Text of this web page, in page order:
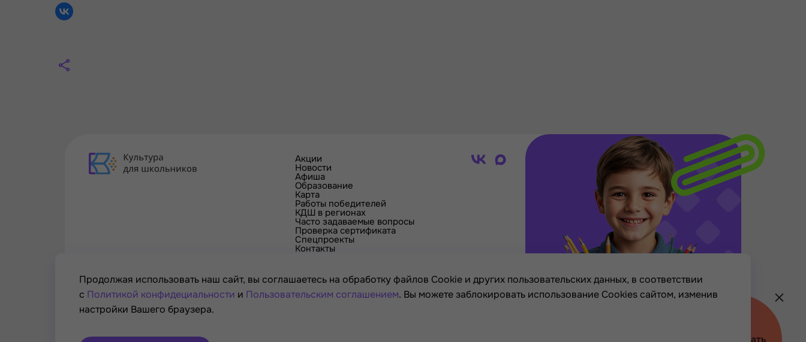
Акции
Новости
Афиша
Образование
Карта
Работы победителей
КДШ в регионах
Часто задаваемые вопросы
Проверка сертификата
Спецпроекты
Контакты
Продолжая использовать наш сайт, вы соглашаетесь на обработку файлов Cookie и других пользовательских данных, в соответствии
с Политикой конфидециальности и Пользовательским соглашением. Вы можете заблокировать использование Cookies сайтом, изменив
настройки Вашего браузера.
участвовать